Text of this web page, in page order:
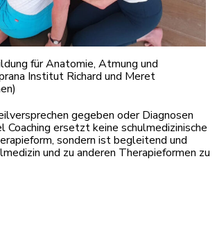
für Anatomie, Atmung und
Institut Richard und Meret
gegeben oder Diagnosen
Coaching ersetzt keine schulmedizinische
sondern ist begleitend und
und zu anderen Therapieformen zu